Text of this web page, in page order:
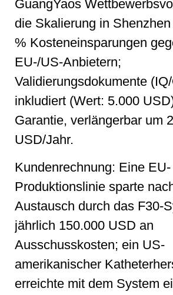
GuangYaos
die Skalierung in
% Kosteneinsparungen
EU-/US-Anbietern;
Validierungsdokumente
inkludiert (Wert: 5.000
Garantie, verlängerbar um
USD/Jahr.
Kundenrechnung: Eine EU-
Produktionslinie sparte
Austausch durch das F30-
jährlich 150.000 USD an
Ausschusskosten; ein US-
amerikanischer
erreichte mit dem System